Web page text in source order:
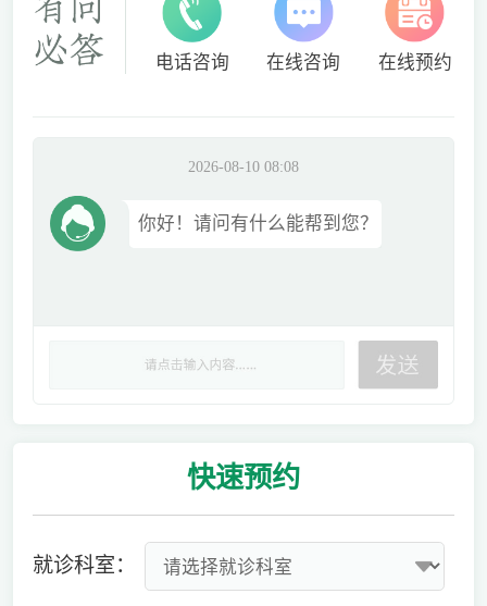
电话咨询 在线咨询 在线预约
2026-08-10 08:08
你好！请问有什么能帮到您？
快速预约
就诊科室：